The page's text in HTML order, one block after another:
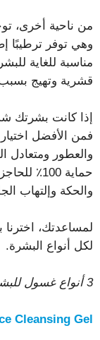
من ناحية أخرى،
وهي توفر ترطيبًا
مناسبة للغاية
قشرية وتهيج
إذا كانت بشرتك
فمن الأفضل
والعطور ومتعادل
حماية
والحكة وإلتهاب
لمساعدتك،
لكل أنواع البشرة.
3 أنواع غسول ​​للبشرة المعرضة لحب الشباب:
Cleansing Gel